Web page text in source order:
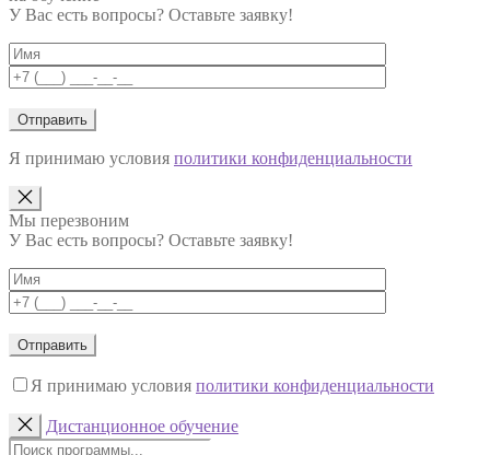
У Вас есть вопросы? Оставьте заявку!
Я принимаю условия политики конфиденциальности
Мы перезвоним
У Вас есть вопросы? Оставьте заявку!
Я принимаю условия политики конфиденциальности
Дистанционное обучение
Поиск